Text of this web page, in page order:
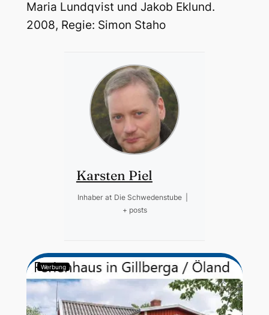
Maria Lundqvist und Jakob Eklund.
2008, Regie: Simon Staho
Karsten Piel
Inhaber at Die Schwedenstube
+ posts
Werbung